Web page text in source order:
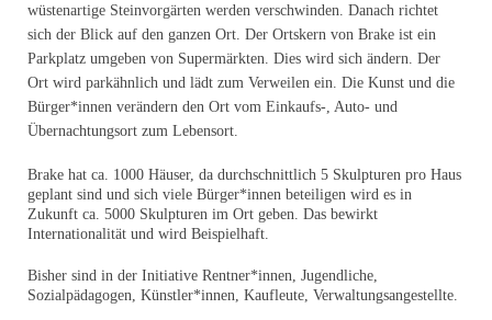
wüstenartige Steinvorgärten werden verschwinden. Danach richtet
sich der Blick auf den ganzen Ort. Der Ortskern von Brake ist ein
Parkplatz umgeben von Supermärkten. Dies wird sich ändern. Der
Ort wird parkähnlich und lädt zum Verweilen ein. Die Kunst und die
Bürger*innen verändern den Ort vom Einkaufs-, Auto- und
Übernachtungsort zum Lebensort.
Brake hat ca. 1000 Häuser, da durchschnittlich 5 Skulpturen pro Haus
geplant sind und sich viele Bürger*innen beteiligen wird es in
Zukunft ca. 5000 Skulpturen im Ort geben. Das bewirkt
Internationalität und wird Beispielhaft.
Bisher sind in der Initiative Rentner*innen, Jugendliche,
Sozialpädagogen, Künstler*innen, Kaufleute, Verwaltungsangestellte.